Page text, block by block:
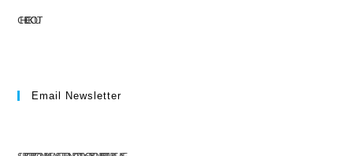
CHECKOUT
Email Newsletter